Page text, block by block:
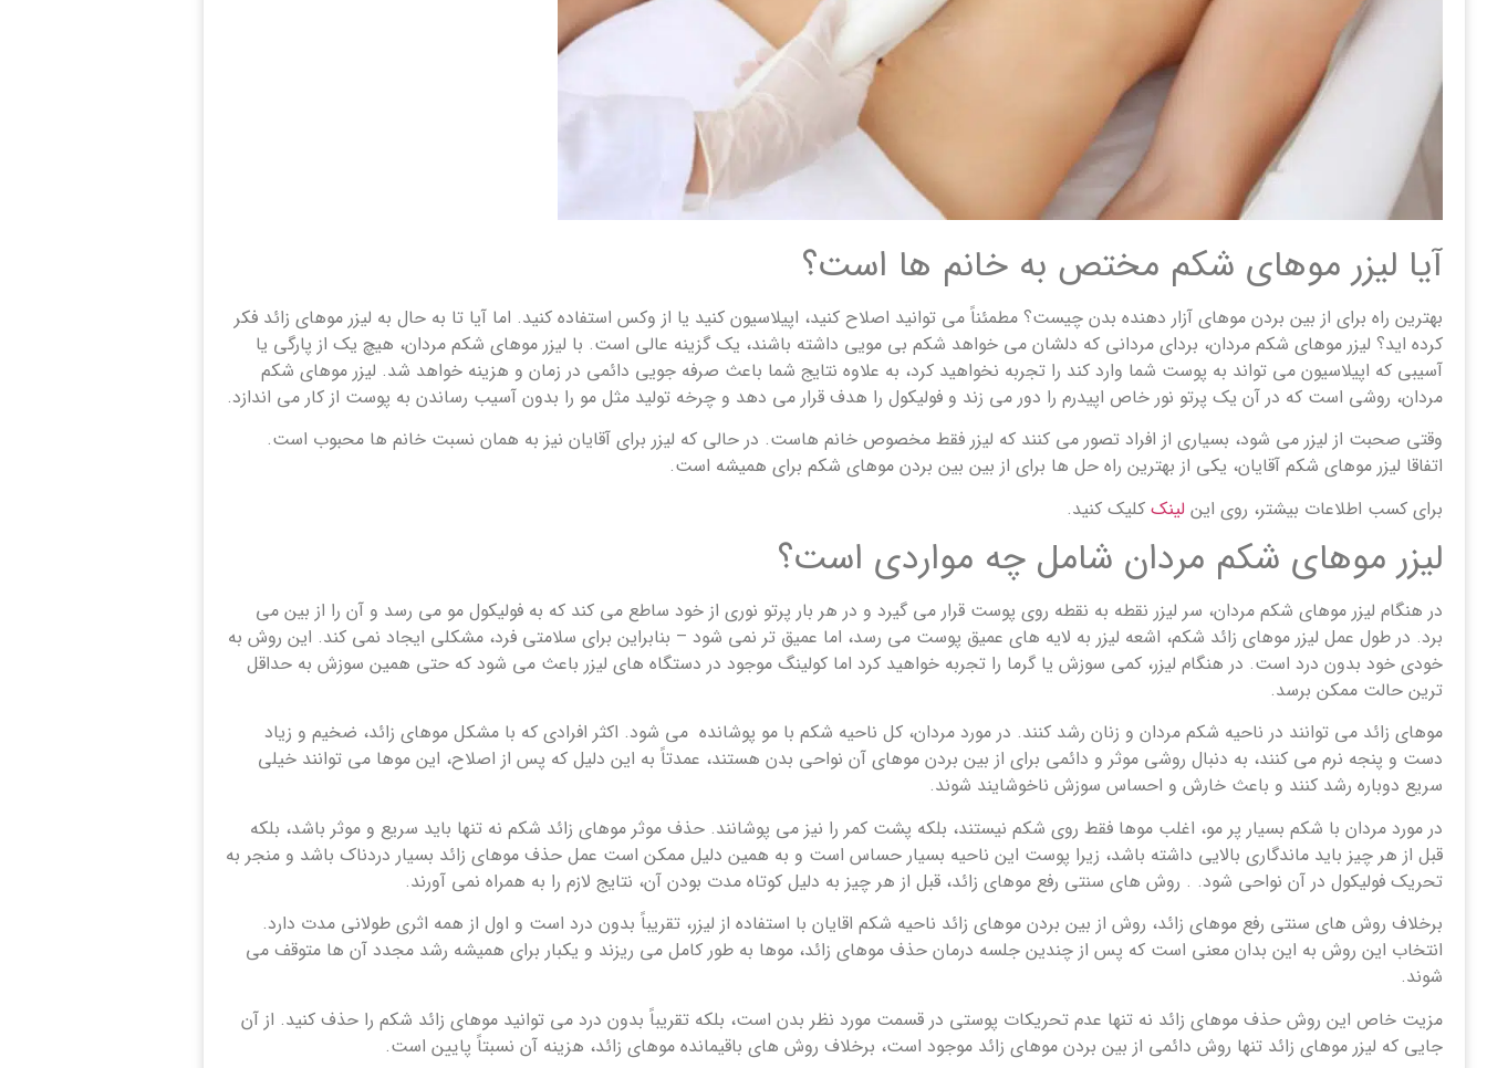
آیا لیزر موهای شکم مختص به خانم ‌ها است؟
بهترین راه برای از بین بردن موهای آزار دهنده بدن چیست؟ مطمئناً می‌ توانید اصلاح کنید، اپیلاسیون کنید یا از وکس استفاده کنید. اما آیا تا به حال به لیزر موهای زائد فکر
کرده اید؟ لیزر موهای شکم مردان، بردای مردانی که دلشان می خواهد شکم بی مویی داشته باشند، یک گزینه عالی است. با لیزر موهای شکم مردان، هیچ یک از پارگی یا
آسیبی که اپیلاسیون می تواند به پوست شما وارد کند را تجربه نخواهید کرد، به علاوه نتایج شما باعث صرفه جویی دائمی در زمان و هزینه خواهد شد. لیزر موهای شکم
مردان، روشی است که در آن یک پرتو نور خاص اپیدرم را دور می زند و فولیکول را هدف قرار می دهد و چرخه تولید مثل مو را بدون آسیب رساندن به پوست از کار می اندازد.
وقتی صحبت از لیزر می شود، بسیاری از افراد تصور می کنند که لیزر فقط مخصوص خانم هاست. در حالی که لیزر برای آقایان نیز به همان نسبت خانم ها محبوب است.
اتفاقا لیزر موهای شکم آقایان، یکی از بهترین راه حل ها برای از بین بین بردن موهای شکم برای همیشه است.
برای کسب اطلاعات بیشتر، روی این لینک کلیک کنید.
لیزر موهای شکم مردان شامل چه مواردی است؟
در هنگام لیزر موهای شکم مردان، سر لیزر نقطه به نقطه روی پوست قرار می گیرد و در هر بار پرتو نوری از خود ساطع می کند که به فولیکول مو می رسد و آن را از بین می
برد. در طول عمل لیزر موهای زائد شکم، اشعه لیزر به لایه های عمیق پوست می رسد، اما عمیق تر نمی شود – بنابراین برای سلامتی فرد، مشکلی ایجاد نمی کند. این روش به
خودی خود بدون درد است. در هنگام لیزر، کمی سوزش یا گرما را تجربه خواهید کرد اما کولینگ موجود در دستگاه های لیزر باعث می شود که حتی همین سوزش به حداقل
ترین حالت ممکن برسد.
موهای زائد می توانند در ناحیه شکم مردان و زنان رشد کنند. در مورد مردان، کل ناحیه شکم با مو پوشانده می شود. اکثر افرادی که با مشکل موهای زائد، ضخیم و زیاد
دست و پنجه نرم می کنند، به دنبال روشی موثر و دائمی برای از بین بردن موهای آن نواحی بدن هستند، عمدتاً به این دلیل که پس از اصلاح، این موها می توانند خیلی
سریع دوباره رشد کنند و باعث خارش و احساس سوزش ناخوشایند شوند.
در مورد مردان با شکم بسیار پر مو، اغلب موها فقط روی شکم نیستند، بلکه پشت کمر را نیز می پوشانند. حذف موثر موهای زائد شکم نه تنها باید سریع و موثر باشد، بلکه
قبل از هر چیز باید ماندگاری بالایی داشته باشد، زیرا پوست این ناحیه بسیار حساس است و به همین دلیل ممکن است عمل حذف موهای زائد بسیار دردناک باشد و منجر به
تحریک فولیکول در آن نواحی شود. . روش های سنتی رفع موهای زائد، قبل از هر چیز به دلیل کوتاه مدت بودن آن، نتایج لازم را به همراه نمی آورند.
برخلاف روش ‌های سنتی رفع موهای زائد، روش از بین بردن موهای زائد ناحیه شکم اقایان با استفاده از لیزر، تقریباً بدون درد است و اول از همه اثری طولانی مدت دارد.
انتخاب این روش به این بدان معنی است که پس از چندین جلسه درمان حذف موهای زائد، موها به طور کامل می ریزند و یکبار برای همیشه رشد مجدد آن ها متوقف می
شوند.
مزیت خاص این روش حذف موهای زائد نه تنها عدم تحریکات پوستی در قسمت مورد نظر بدن است، بلکه تقریباً بدون درد می توانید موهای زائد شکم را حذف کنید. از آن
جایی که لیزر موهای زائد تنها روش دائمی از بین بردن موهای زائد موجود است، برخلاف روش های باقیمانده موهای زائد، هزینه آن نسبتاً پایین است.